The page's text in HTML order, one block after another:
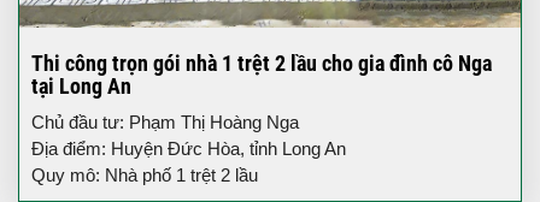
Thi công trọn gói nhà 1 trệt 2 lầu cho gia đình cô Nga
tại Long An
Chủ đầu tư: Phạm Thị Hoàng Nga
Địa điểm: Huyện Đức Hòa, tỉnh Long An
Quy mô: Nhà phố 1 trệt 2 lầu